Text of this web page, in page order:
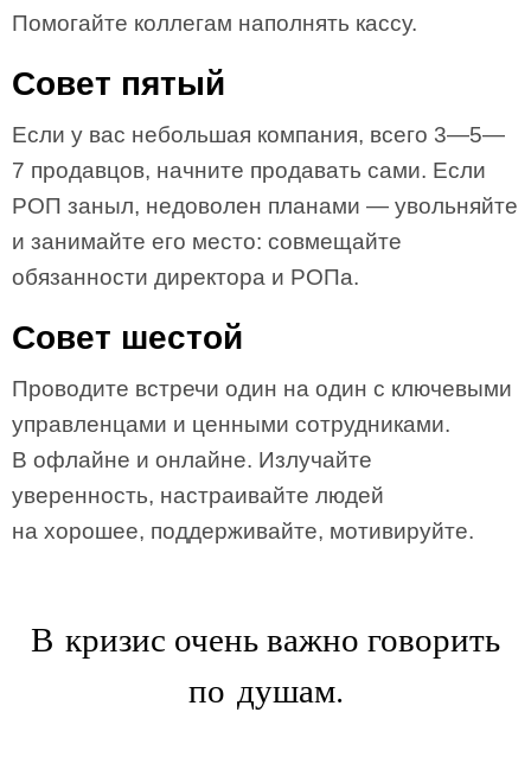
Помогайте коллегам наполнять кассу.
Совет пятый
Если у вас небольшая компания, всего 3—5—
7 продавцов, начните продавать сами. Если
РОП заныл, недоволен планами — увольняйте
и занимайте его место: совмещайте
обязанности директора и РОПа.
Совет шестой
Проводите встречи один на один с ключевыми
управленцами и ценными сотрудниками.
В офлайне и онлайне. Излучайте
уверенность, настраивайте людей
на хорошее, поддерживайте, мотивируйте.
В кризис очень важно говорить
по душам.